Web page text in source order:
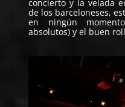
concierto y la velada
de los barceloneses,
en ningún
absolutos) y el buen